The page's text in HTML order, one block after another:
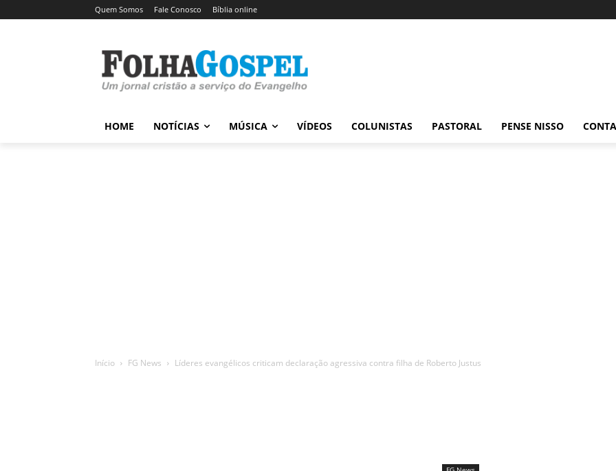
Quem Somos Fale Conosco Bíblia online
HOME NOTÍCIAS MÚSICA VÍDEOS COLUNISTAS PASTORAL PENSE NISSO
Início FG News Líderes evangélicos criticam declaração agressiva contra filha de Roberto Justus